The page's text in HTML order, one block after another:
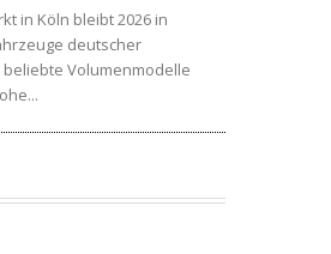
in Köln bleibt 2026 in
deutscher
Volumenmodelle